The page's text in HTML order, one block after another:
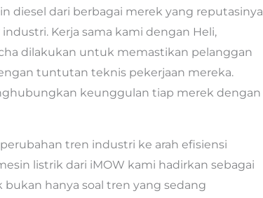
diesel dari berbagai merek yang reputasinya
Kerja sama kami dengan Heli,
dilakukan untuk memastikan pelanggan
tuntutan teknis pekerjaan mereka.
keunggulan tiap merek dengan
tren industri ke arah efisiensi
listrik dari iMOW kami hadirkan sebagai
hanya soal tren yang sedang